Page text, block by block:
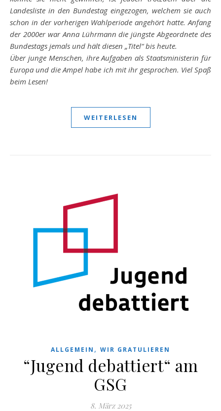
Landesliste in den Bundestag eingezogen, welchem sie auch
schon in der vorherigen Wahlperiode angehört hatte. Anfang
der 2000er war Anna Lührmann die jüngste Abgeordnete des
Bundestags jemals und hält diesen „Titel“ bis heute.
Über junge Menschen, ihre Aufgaben als Staatsministerin für
Europa und die Ampel habe ich mit ihr gesprochen. Viel Spaß
beim Lesen!
WEITERLESEN
ALLGEMEIN , WIR GRATULIEREN
“Jugend debattiert“ am
GSG
8. März 2025